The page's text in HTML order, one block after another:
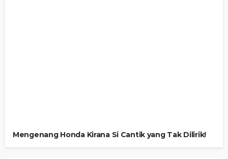
Mengenang Honda Kirana Si Cantik yang Tak Dilirik!